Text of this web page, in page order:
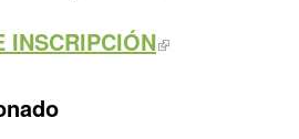
INSCRIPCIÓN